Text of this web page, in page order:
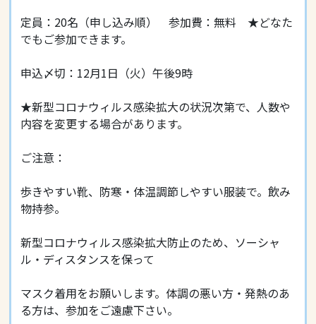
定員：20名（申し込み順） 参加費：無料 ★どなた
でもご参加できます。
申込〆切：12月1日（火）午後9時
★新型コロナウィルス感染拡大の状況次第で、人数や
内容を変更する場合があります。
ご注意：
歩きやすい靴、防寒・体温調節しやすい服装で。飲み
物持参。
新型コロナウィルス感染拡大防止のため、ソーシャ
ル・ディスタンスを保って
マスク着用をお願いします。体調の悪い方・発熱のあ
る方は、参加をご遠慮下さい。